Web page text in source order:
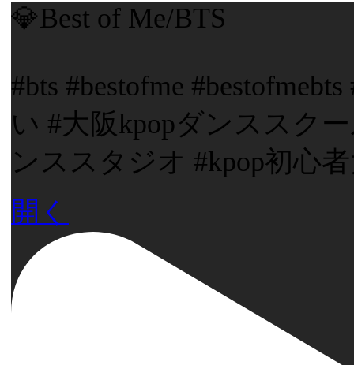
💎Best of Me/BTS
#bts #bestofme
い #大阪kpopダンススク
ンススタジオ #kpop初心
開く